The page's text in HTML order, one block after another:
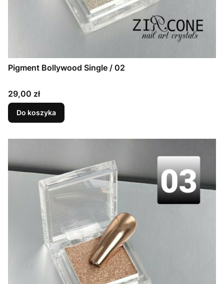
Pigment Bollywood Single / 02
Cena
29,00 zł
Do koszyka